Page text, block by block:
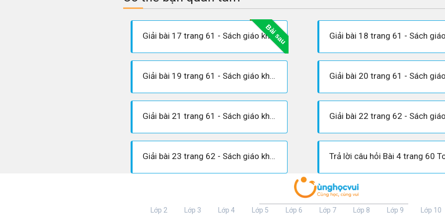
Bài sau
Giải bài 17 trang 61 - Sách giáo khoa Toán 7 tập 1
Giải bài 19 trang 61 - Sách giáo khoa Toán 7 tập 1
Giải bài 21 trang 61 - Sách giáo khoa Toán 7 tập 1
Giải bài 23 trang 62 - Sách giáo khoa Toán 7 tập 1
Lớp 2 Lớp 3 Lớp 4 Lớp 5 Lớp 6 Lớp 7 Lớp 8 Lớp 9 Lớp 10